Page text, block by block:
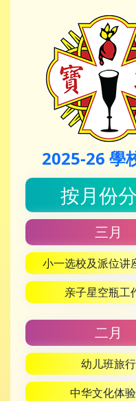
2025-26 學
按月份
三月
小一选校及派位讲
亲子星空瓶工
二月
幼儿班旅行
中华文化体